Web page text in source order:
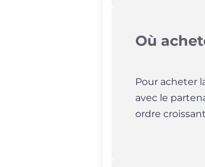
Où
Pour acheter
avec le
ordre